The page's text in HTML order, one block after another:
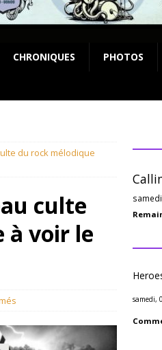
CHRONIQUES PHOTOS
du rock mélodique
culte
à voir le
samedi,